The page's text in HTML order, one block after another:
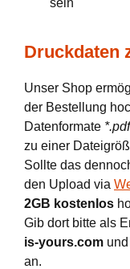
Druckdaten
Unser Shop
der Bestellung
Datenformate
zu einer
Sollte das
den Upload via
2GB kostenlos
Gib dort bitte als
is-yours.com
an.